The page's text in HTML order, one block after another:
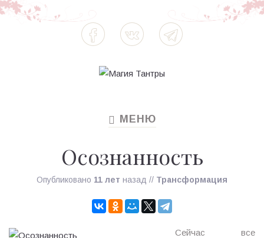
TOGGLE
МЕНЮ
Осознанность
Опубликовано 11 лет назад // Трансформация
Сейчас все